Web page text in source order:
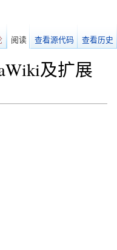
及扩展
阅读 查看源代码 查看历史